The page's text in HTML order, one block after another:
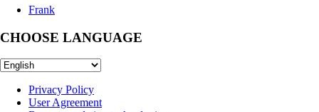
Frank
CHOOSE LANGUAGE
Privacy Policy
User Agreement